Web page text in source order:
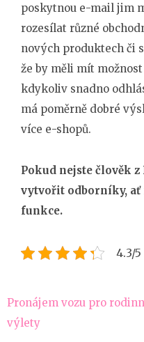
poskytnou e-mail jim
rozesílat různé
nových produktech či
že by měli mít
kdykoliv snadno
má poměrně dobré
více e-shopů.
Pokud nejste člověk
vytvořit odborníky, ať
funkce.
4.3/
Navigace
pro
Pronájem vozu pro
výlety